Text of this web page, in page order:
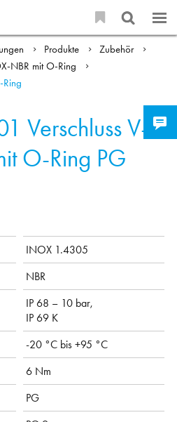
Produkte
Zubehör
NBR mit O-Ring
Verschluss V-
O-Ring PG
INOX 1.4305
NBR
IP 68 – 10 bar,
IP 69 K
-20 °C bis +95 °C
6 Nm
PG